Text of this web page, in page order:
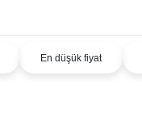
En düşük fiyat